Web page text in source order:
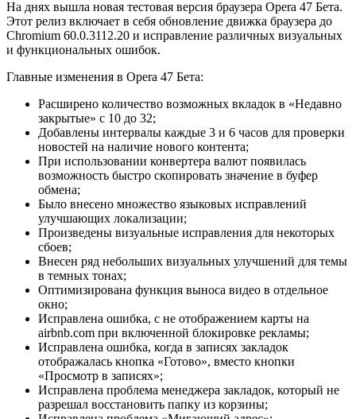
На днях вышла новая тестовая версия браузера Opera 47 Бета.
Этот релиз включает в себя обновление движка браузера до
Chromium 60.0.3112.20 и исправление различных визуальных
и функциональных ошибок.
Главные изменения в Opera 47 Бета:
Расширено количество возможных вкладок в «Недавно
закрытые» с 10 до 32;
Добавлены интервалы каждые 3 и 6 часов для проверки
новостей на наличие нового контента;
При использовании конвертера валют появилась
возможность быстро скопировать значение в буфер
обмена;
Было внесено множество языковых исправлений
улучшающих локализации;
Произведены визуальные исправления для некоторых
сбоев;
Внесен ряд небольших визуальных улучшений для темы
в темных тонах;
Оптимизирована функция выноса видео в отдельное
окно;
Исправлена ошибка, с не отображением карты на
airbnb.com при включенной блокировке рекламы;
Исправлена ошибка, когда в записях закладок
отображалась кнопка «Готово», вместо кнопки
«Просмотр в записях»;
Исправлена проблема менеджера закладок, который не
разрешал восстановить папку из корзины;